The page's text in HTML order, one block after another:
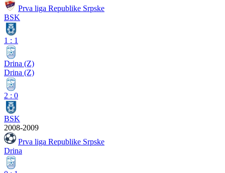
Prva liga Republike Srpske
BSK
1 : 1
Drina (Z)
Drina (Z)
2 : 0
BSK
2008-2009
Prva liga Republike Srpske
Drina